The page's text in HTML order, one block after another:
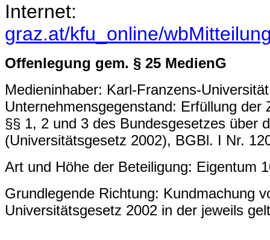
graz.at/kfu_online/
Offenlegung gem. § 25 MedienG
Medieninhaber: Karl-Franzens-
Unternehmensgegenstand: Erfüllung
§§ 1, 2 und 3 des Bundesgesetzes über
(Universitätsgesetz 2002), BGBl. I Nr.
Art und Höhe der Beteiligung: Eigentum
Grundlegende Richtung: Kundmachung
Universitätsgesetz 2002 in der jeweils